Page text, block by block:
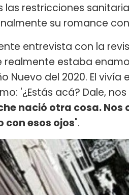
las restricciones
su romance
entrevista con la
realmente estaba
Nuevo del 2020. El
'¿Estás acá? Dale,
nació otra cosa.
con esos ojos".